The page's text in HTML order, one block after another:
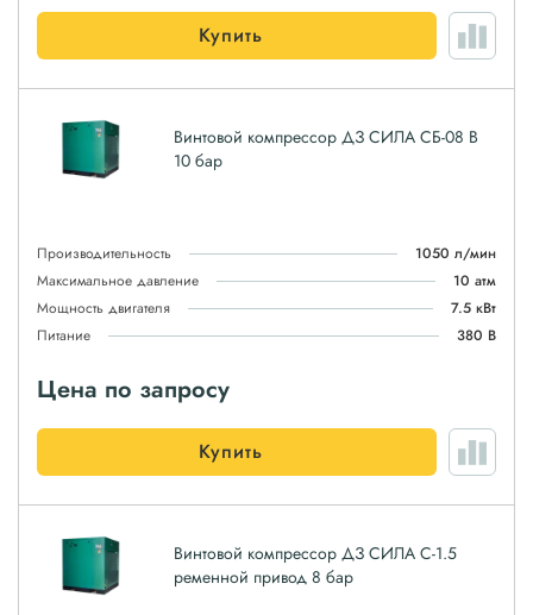
Купить
Винтовой компрессор ДЗ СИЛА СБ-08 В
10 бар
Производительность
1050 л/мин
Максимальное давление
10 атм
Мощность двигателя
7.5 кВт
Питание
380 В
Цена по запросу
Купить
Винтовой компрессор ДЗ СИЛА С-1.5
ременной привод 8 бар